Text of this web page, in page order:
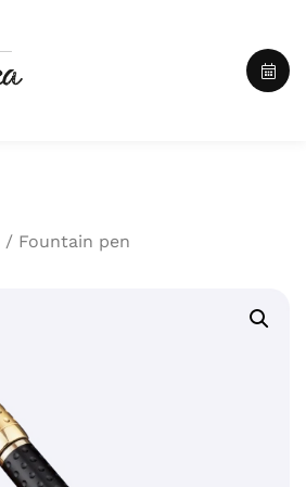
/ Fountain pen